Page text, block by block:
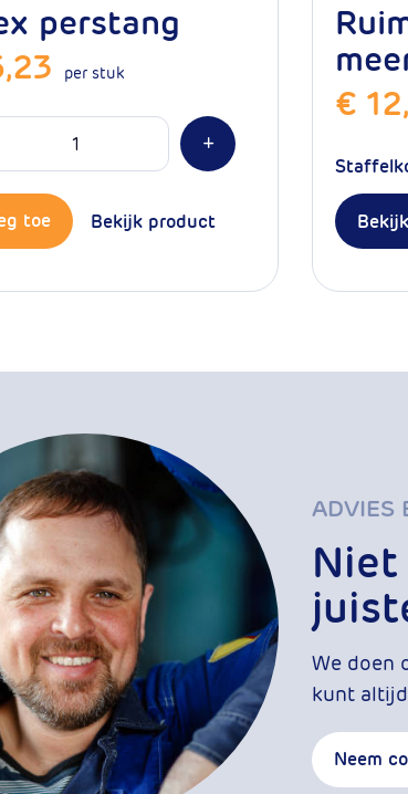
perstang
per stuk
+Plus 1
toe Bekijk product
€
ADVIES
Niet
We doen
kunt
Neem